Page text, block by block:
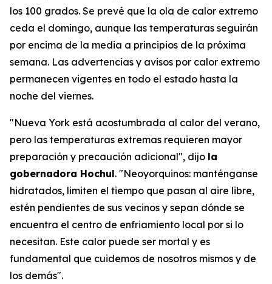
los 100 grados. Se prevé que la ola de calor extremo
ceda el domingo, aunque las temperaturas seguirán
por encima de la media a principios de la próxima
semana. Las advertencias y avisos por calor extremo
permanecen vigentes en todo el estado hasta la
noche del viernes.
"Nueva York está acostumbrada al calor del verano,
pero las temperaturas extremas requieren mayor
preparación y precaución adicional", dijo la
gobernadora Hochul. "Neoyorquinos: manténganse
hidratados, limiten el tiempo que pasan al aire libre,
estén pendientes de sus vecinos y sepan dónde se
encuentra el centro de enfriamiento local por si lo
necesitan. Este calor puede ser mortal y es
fundamental que cuidemos de nosotros mismos y de
los demás".